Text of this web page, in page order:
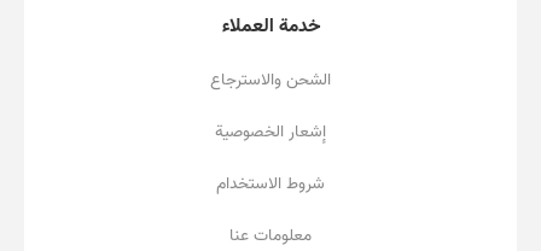
خدمة العملاء
الشحن والاسترجاع
إشعار الخصوصية
شروط الاستخدام
معلومات عنا